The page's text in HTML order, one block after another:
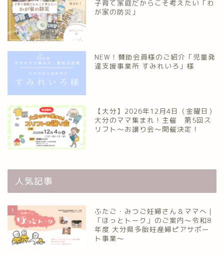
子育て家庭だからこそ考えたい「わ
が家の防災」
NEW！賛助会員様のご紹介「児童発
達支援事業所 すみれいろ」様
【大分】2026年12月4日（金曜日）
大分のママ集まれ！主催 第5回ス
リフト〜お譲り会〜開催決定！
人気記事
1
ふたご・みつご妊婦さん＆ママへ｜
「ほっとトーク」のご案内～令和8
年度 大分県多胎妊産婦ピアサポー
ト事業～